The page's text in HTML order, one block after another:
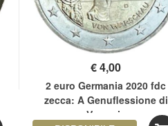
€4,00
2 euro Germania 2020 fdc
zecca: A Genuflessione di
Varsavia